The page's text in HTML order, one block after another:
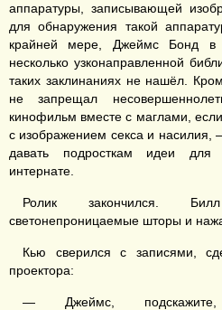
аппаратуры, записывающей
для обнаружения такой
крайней мере, Джеймс Бонд в
несколько узконаправленной
таких заклинаниях не нашёл.
не запрещал
кинофильм вместе с маглами,
с изображением секса и
давать подросткам идеи для
интернате.
Ролик закончился.
светонепроницаемые шторы и
Кью сверился с записями,
проектора:
— Джеймс, подскажите,